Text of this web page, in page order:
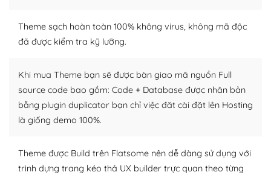
WordPress là nơi lưu trữ cho một diễn đàn cộng đồng
khổng lồ được kiểm duyệt bởi các nhân viên và những
Nếu bạn gặp khó khăn, bạn có thể lên mạng và tìm
kiếm những cộng đồng WordPress, họ sẽ giúp bạn trả
lời, giải đáp vấn đề của bạn.
– Đa dạng plugin và themes
Theme sạch hoàn toàn 100% không virus, không mã độc
đã được kiểm tra kỹ lưỡng.
Khi mua Theme bạn sẽ được bàn giao mã nguồn Full
source code bao gồm: Code + Database được nhân bản
bằng plugin duplicator bạn chỉ việc đăt cài đặt lên Hosting
là giống demo 100%.
Theme được Build trên Flatsome nên dễ dàng sử dụng với
trình dựng trang kéo thả UX builder trực quan theo từng